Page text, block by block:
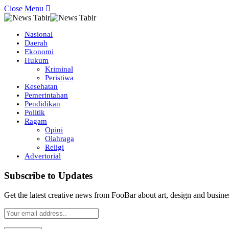
Close Menu
Nasional
Daerah
Ekonomi
Hukum
Kriminal
Peristiwa
Kesehatan
Pemerintahan
Pendidikan
Politik
Ragam
Opini
Olahraga
Religi
Advertorial
Subscribe to Updates
Get the latest creative news from FooBar about art, design and